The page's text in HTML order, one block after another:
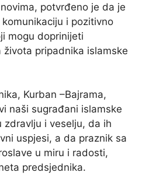
potvrđeno je da je
i pozitivno
mogu doprinijeti
pripadnika islamske
Kurban –Bajrama,
naši sugrađani islamske
zdravlju i veselju, da ih
uspjesi, a da praznik sa
u miru i radosti,
predsjednika.